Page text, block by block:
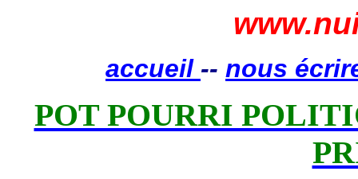
accueil -- nous
POT POURRI